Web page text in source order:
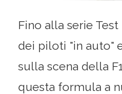
Fino alla serie
dei piloti "in auto"
sulla scena della
questa formula a